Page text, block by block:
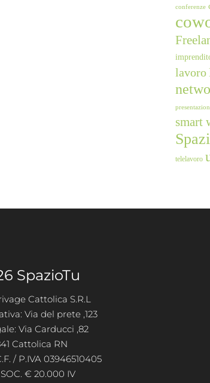
conferenze
lavoro
smart
telelavoro
SpazioTu
Cattolica S.R.L
Via del prete ,123
Via Carducci ,82
Cattolica RN
/ P.IVA 03946510405
€ 20.000 IV